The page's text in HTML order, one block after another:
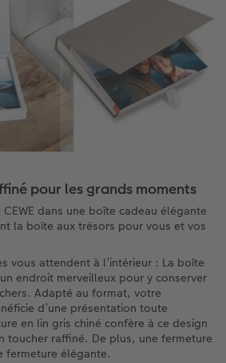
pour les grands moments
CEWE dans une boîte cadeau élégante
la boîte aux trésors pour vous et vos
vous attendent à l’intérieur : La boîte
endroit merveilleux pour y conserver
Adapté au format, votre
d’une présentation toute
en lin gris chiné confère à ce design
toucher raffiné. De plus, une fermeture
fermeture élégante.